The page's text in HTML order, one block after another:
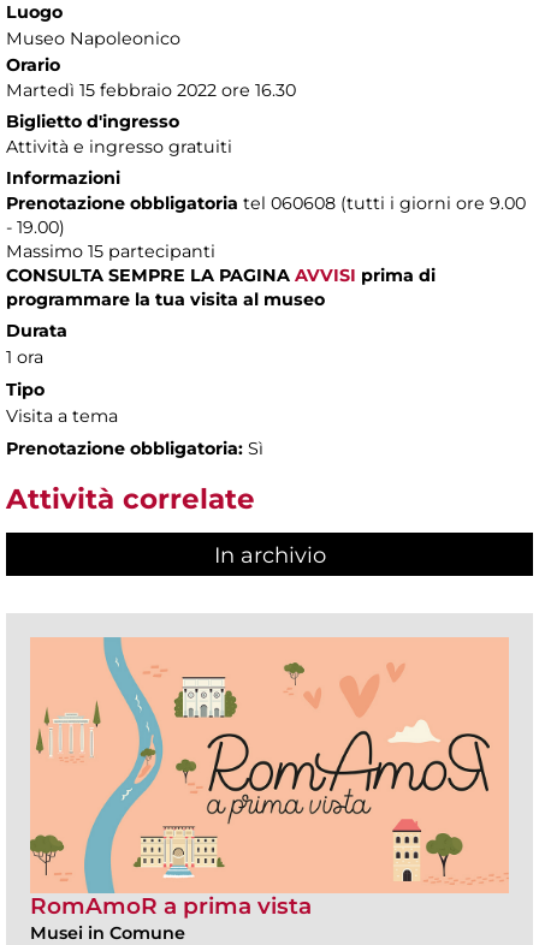
Luogo
Museo Napoleonico
Orario
Martedì 15 febbraio 2022 ore 16.30
Biglietto d'ingresso
Attività e ingresso gratuiti
Informazioni
Prenotazione obbligatoria tel 060608 (tutti i giorni ore 9.00
- 19.00)
Massimo 15 partecipanti
CONSULTA SEMPRE LA PAGINA AVVISI prima di
programmare la tua visita al museo
Durata
1 ora
Tipo
Visita a tema
Prenotazione obbligatoria: Sì
Attività correlate
In archivio
RomAmoR a prima vista
Musei in Comune